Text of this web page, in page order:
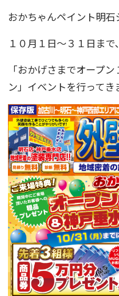
おかちゃんペイント明石
１０月１日〜３１日まで、
「おかげさまでオープ
ン 」イベントを行ってき